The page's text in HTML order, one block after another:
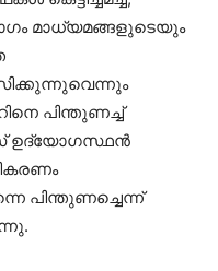
മാധ്യമങ്ങളുടെയും
പിന്തുണച്ച്
ഉദ്യോഗസ്ഥൻ
പിന്തുണച്ചെന്ന്